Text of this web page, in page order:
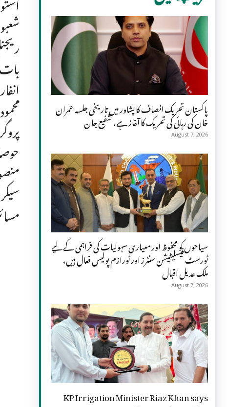
پاکستان تحریک انصاف کا پشاور میں تاریخی جلسہ عمران
خان کی رہائی کی تحریک کا آغاز ہے، شفیع جان
August 7, 2026
سیاحوں کو محفوظ اور معیاری سہولیات کی فراہمی کے لیے
ٹورسٹ فیسلیٹیشن سنٹرز اور ٹورازم پولیس فعال ہیں،
ملک عدیل اقبال
August 7, 2026
KP Irrigation Minister Riaz Khan says